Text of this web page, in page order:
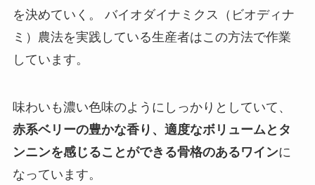
を決めていく。 バイオダイナミクス（ビオディナ
ミ）農法を実践している生産者はこの方法で作業
しています。
味わいも濃い色味のようにしっかりとしていて、
赤系ベリーの豊かな香り、適度なボリュームとタ
ンニンを感じることができる骨格のあるワインに
なっています。